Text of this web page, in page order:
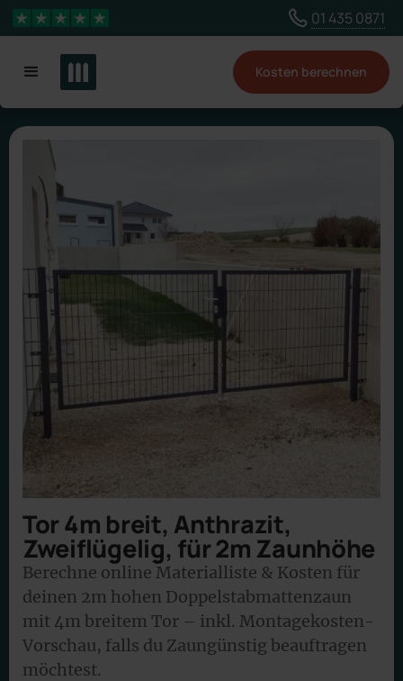
Wähle ein anderes Land, um Inhalte für deinen
Standort zu sehen
Land ändern
4,3 Sterne 01 435 0871
Kosten berechnen
Tor 4m breit, Anthrazit,
Zweiflügelig, für 2m Zaunhöhe
Berechne online Materialliste & Kosten für
deinen 2m hohen Doppelstabmattenzaun
mit 4m breitem Tor – inkl. Montagekosten-
Vorschau, falls du Zaungünstig beauftragen
möchtest.